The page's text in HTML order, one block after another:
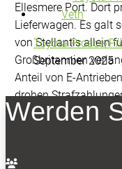
Ellesmere Port. Dort
Lieferwagen. Es galt
von Stellantis allein
Großbritannien
Anteil von E-
drohen
vergangenen Jahr
Toyota Proace/
September 2025
Werden
